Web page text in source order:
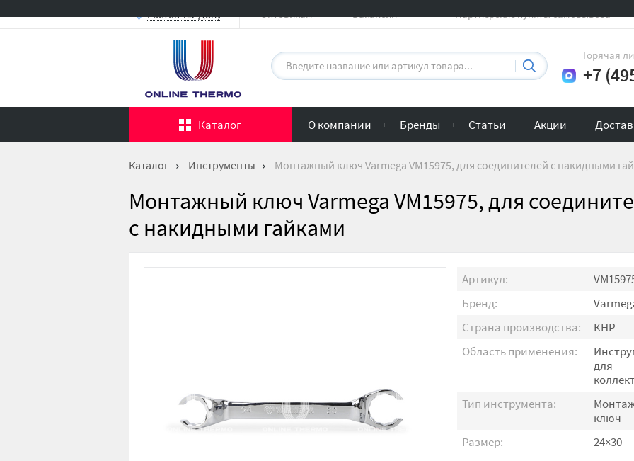
Ростов-на-Дону Оптовикам Вакансии Партнерские пункты самовывоза
Горячая
+7
Каталог О компании Бренды Статьи Акции
Каталог Инструменты Монтажный ключ Varmega VM15975, для соединителей с накидными
Монтажный ключ Varmega VM15975, для
с накидными гайками
Артикул:
Бренд:
Страна производства:
КНР
Область применения:
для
Тип инструмента:
ключ
Размер:
24×30